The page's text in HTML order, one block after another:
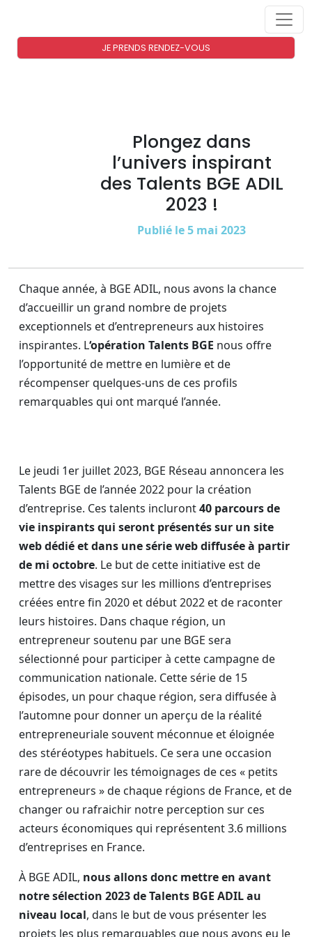
JE PRENDS RENDEZ-VOUS
Plongez dans
l’univers inspirant
des Talents BGE ADIL
2023 !
Publié le 5 mai 2023
Chaque année, à BGE ADIL, nous avons la chance
d’accueillir un grand nombre de projets
exceptionnels et d’entrepreneurs aux histoires
inspirantes. L‘opération Talents BGE nous offre
l’opportunité de mettre en lumière et de
récompenser quelques-uns de ces profils
remarquables qui ont marqué l’année.
Le jeudi 1er juillet 2023, BGE Réseau annoncera les
Talents BGE de l’année 2022 pour la création
d’entreprise. Ces talents incluront40 parcours de
vie inspirants qui seront présentés sur un site
web dédié et dans une série web diffusée à partir
de mi octobre. Le but de cette initiative est de
mettre des visages sur les millions d’entreprises
créées entre fin 2020 et début 2022 et de raconter
leurs histoires. Dans chaque région, un
entrepreneur soutenu par une BGE sera
sélectionné pour participer à cette campagne de
communication nationale. Cette série de 15
épisodes, un pour chaque région, sera diffusée à
l’automne pour donner un aperçu de la réalité
entrepreneuriale souvent méconnue et éloignée
des stéréotypes habituels. Ce sera une occasion
rare de découvrir les témoignages de ces « petits
entrepreneurs » de chaque régions de France, et de
changer ou rafraichir notre perception sur ces
acteurs économiques qui représentent 3.6 millions
d’entreprises en France.
À BGE ADIL, nous allons donc mettre en avant
notre sélection 2023 de Talents BGE ADIL au
niveau local, dans le but de vous présenter les
projets les plus remarquables que nous avons eu le